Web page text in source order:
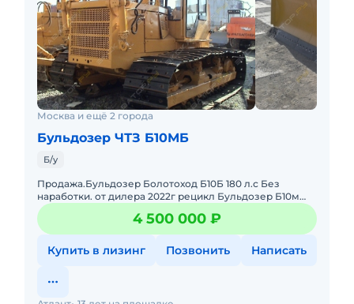
Москва и ещё 2 города
Бульдозер ЧТЗ Б10МБ
Б/у
Продажа.Бульдозер Болотоход Б10Б 180 л.с Без
наработки. от дилера 2022г рецикл Бульдозер Б10м
(станарт 500 мм) и Б10мБ (болотоход 900мм) в наличии
Прямые и п
4 500 000 ₽
Купить в лизинг Позвонить Написать